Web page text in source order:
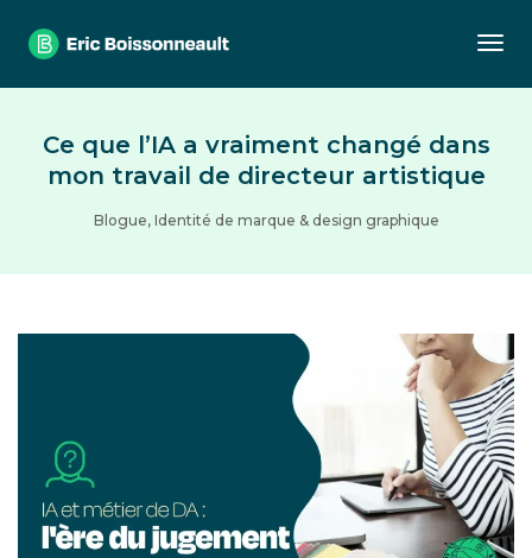
Ce que l’IA a vraiment changé dans
mon travail de directeur artistique
Blogue, Identité de marque & design graphique